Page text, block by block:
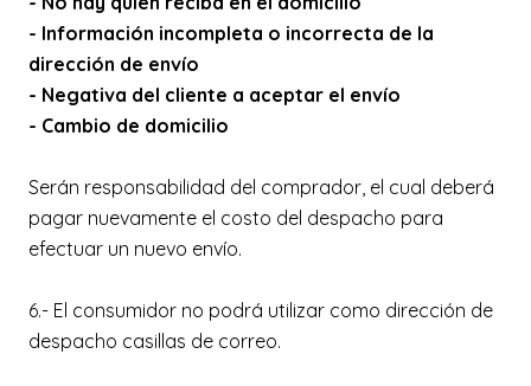
- Información incompleta o incorrecta de la
dirección de envío
- Negativa del cliente a aceptar el envío
- Cambio de domicilio
Serán responsabilidad del comprador, el cual deberá
pagar nuevamente el costo del despacho para
efectuar un nuevo envío.
6.- El consumidor no podrá utilizar como dirección de
despacho casillas de correo.